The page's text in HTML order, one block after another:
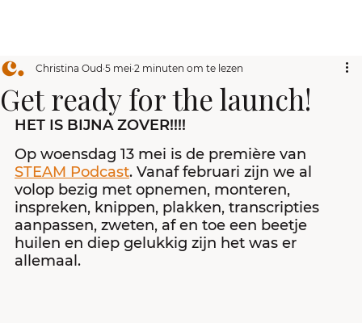
Get ready for the launch!
Christina Oud 5 mei 2 minuten om te lezen
HET IS BIJNA ZOVER!!!!
Op woensdag 13 mei is de première van
STEAM Podcast. Vanaf februari zijn we al
volop bezig met opnemen, monteren,
inspreken, knippen, plakken, transcripties
aanpassen, zweten, af en toe een beetje
huilen en diep gelukkig zijn het was er
allemaal.